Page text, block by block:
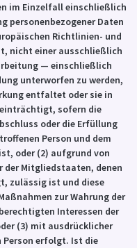
im Einzelfall einschließlich
personenbezogener Daten
Richtlinien- und
nicht einer ausschließlich
— einschließlich
unterworfen zu werden,
entfaltet oder sie in
sofern die
oder die Erfüllung
Person und dem
oder (2) aufgrund von
der Mitgliedstaaten, denen
zulässig ist und diese
zur Wahrung der
Interessen der
(3) mit ausdrücklicher
Person erfolgt. Ist die